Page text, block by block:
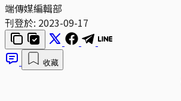
端傳媒編輯部
刊登於: 2023-09-17
收藏